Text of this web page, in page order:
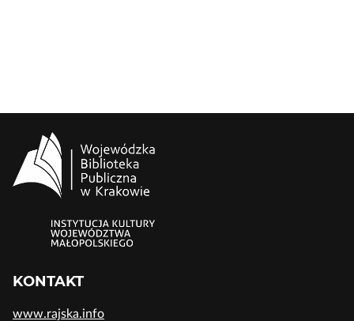
KONTAKT
www.rajska.info